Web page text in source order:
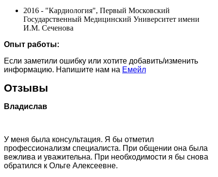
2016 - "Кардиология", Первый Московский
Государственный Медицинский Университет имени
И.М. Сеченова
Опыт работы:
Если заметили ошибку или хотите добавить/изменить
информацию. Напишите нам на Емейл
Отзывы
Владислав
У меня была консультация. Я бы отметил
профессионализм специалиста. При общении она была
вежлива и уважительна. При необходимости я бы снова
обратился к Ольге Алексеевне.